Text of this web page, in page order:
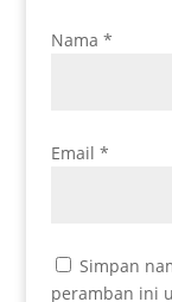
Nama *
Email *
Simpan
peramban ini